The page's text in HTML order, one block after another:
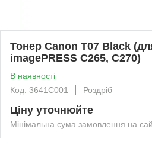
Тонер Canon T07 Black
imagePRESS C265, C270)
В наявності
Код: 3641C001
Роздріб
Ціну уточнюйте
Мінімальна сума замовлення на